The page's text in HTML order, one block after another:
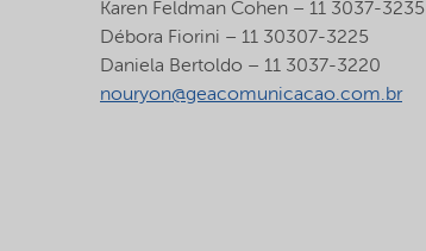
Karen Feldman Cohen – 11 3037-3235
Débora Fiorini – 11 30307-3225
Daniela Bertoldo – 11 3037-3220
nouryon@geacomunicacao.com.br